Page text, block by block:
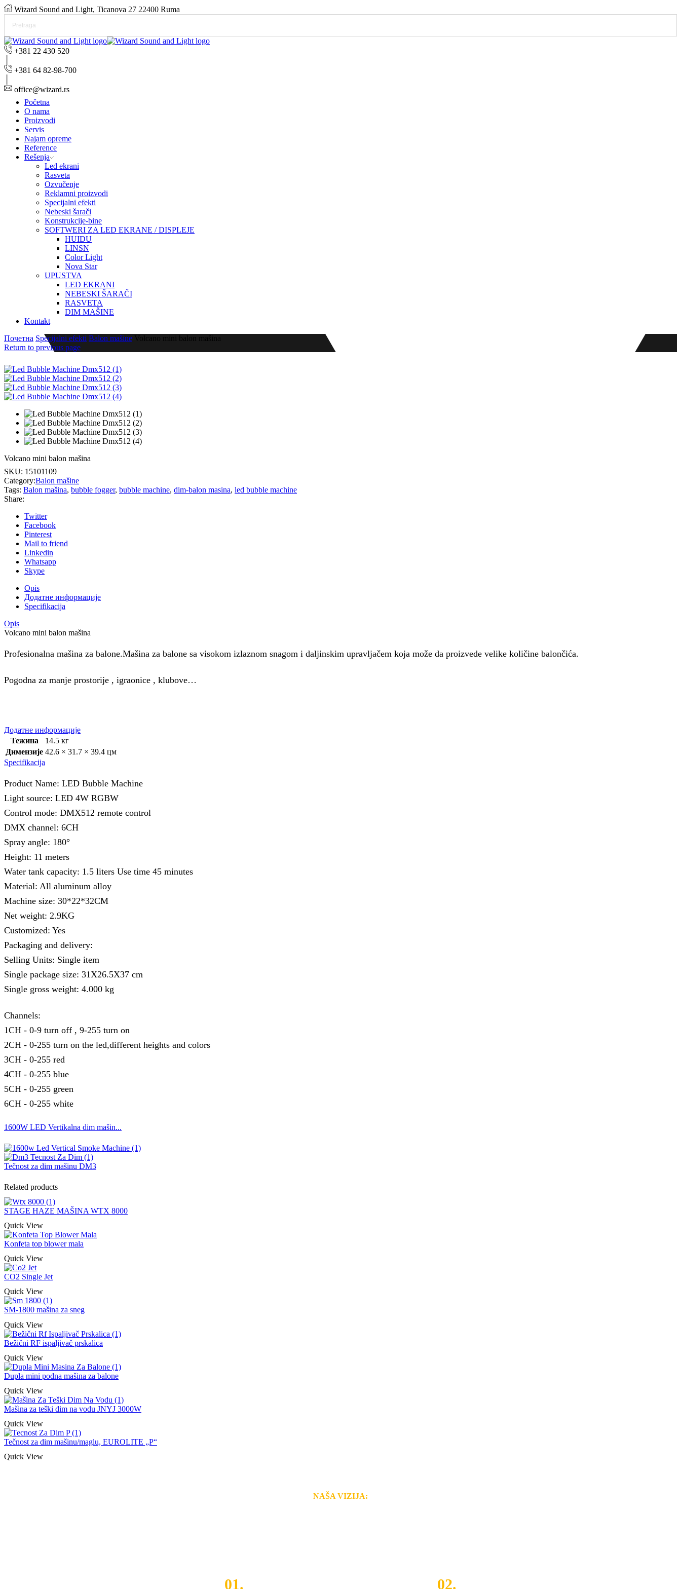
Wizard Sound and Light, Ticanova 27 22400 Ruma
+381 22 430 520
+381 64 82-98-700
office@wizard.rs
Početna
O nama
Proizvodi
Servis
Najam opreme
Reference
Rešenja
Led ekrani
Rasveta
Ozvučenje
Reklamni proizvodi
Specijalni efekti
Nebeski šarači
Konstrukcije-bine
SOFTWERI ZA LED EKRANE / DISPLEJE
HUIDU
LINSN
Color Light
Nova Star
UPUSTVA
LED EKRANI
NEBESKI ŠARAČI
RASVETA
DIM MAŠINE
Kontakt
Почетна Specijalni efekti Balon mašine Volcano mini balon mašina
Return to previous page
Volcano mini balon mašina
SKU: 15101109
Category:Balon mašine
Tags: Balon mašina, bubble fogger, bubble machine, dim-balon masina, led bubble machine
Share:
Twitter
Facebook
Pinterest
Mail to friend
Linkedin
Whatsapp
Skype
Opis
Додатне информације
Specifikacija
Opis
Volcano mini balon mašina
Profesionalna mašina za balone.Mašina za balone sa visokom izlaznom snagom i daljinskim upravljačem koja može da proizvede velike količine balončića.
Pogodna za manje prostorije , igraonice , klubove…
Додатне информације
Тежина
14.5 кг
Димензије 42.6 × 31.7 × 39.4 цм
Specifikacija
Product Name: LED Bubble Machine
Light source: LED 4W RGBW
Control mode: DMX512 remote control
DMX channel: 6CH
Spray angle: 180°
Height: 11 meters
Water tank capacity: 1.5 liters Use time 45 minutes
Material: All aluminum alloy
Machine size: 30*22*32CM
Net weight: 2.9KG
Customized: Yes
Packaging and delivery:
Selling Units: Single item
Single package size: 31X26.5X37 cm
Single gross weight: 4.000 kg
Channels:
1CH - 0-9 turn off , 9-255 turn on
2CH - 0-255 turn on the led,different heights and colors
3CH - 0-255 red
4CH - 0-255 blue
5CH - 0-255 green
6CH - 0-255 white
1600W LED Vertikalna dim mašin...
Tečnost za dim mašinu DM3
Related products
STAGE HAZE MAŠINA WTX 8000
Quick View
Konfeta top blower mala
Quick View
CO2 Single Jet
Quick View
SM-1800 mašina za sneg
Quick View
Bežični RF ispaljivač prskalica
Quick View
Dupla mini podna mašina za balone
Quick View
Mašina za teški dim na vodu JNYJ 3000W
Quick View
Tečnost za dim mašinu/maglu, EUROLITE „P“
Quick View
NAŠA VIZIJA:
01. 02.